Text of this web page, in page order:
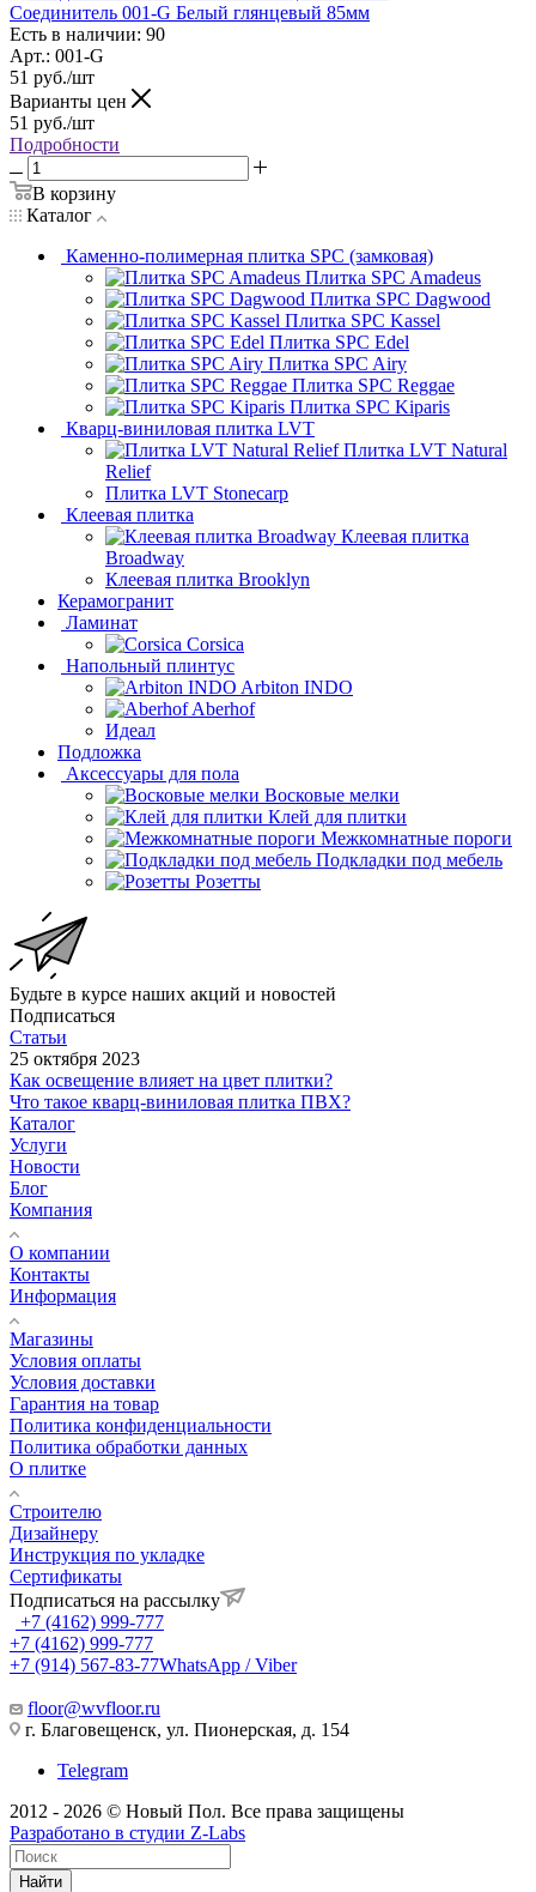
Соединитель 001-G Белый глянцевый 85мм
Есть в наличии: 90
Арт.: 001-G
51 руб./шт
Варианты цен
51 руб./шт
Подробности
В корзину
Каталог
Каменно-полимерная плитка SPC (замковая)
Плитка SPC Amadeus
Плитка SPC Dagwood
Плитка SPC Kassel
Плитка SPC Edel
Плитка SPC Airy
Плитка SPC Reggae
Плитка SPC Kiparis
Кварц-виниловая плитка LVT
Плитка LVT Natural
Relief
Плитка LVT Stonecarp
Клеевая плитка
Клеевая плитка
Broadway
Клеевая плитка Brooklyn
Керамогранит
Ламинат
Corsica
Напольный плинтус
Arbiton INDO
Aberhof
Идеал
Подложка
Аксессуары для пола
Восковые мелки
Клей для плитки
Межкомнатные пороги
Подкладки под мебель
Розетты
Будьте в курсе наших акций и новостей
Подписаться
Статьи
25 октября 2023
Как освещение влияет на цвет плитки?
Что такое кварц-виниловая плитка ПВХ?
Каталог
Услуги
Новости
Блог
Компания
О компании
Контакты
Информация
Магазины
Условия оплаты
Условия доставки
Гарантия на товар
Политика конфиденциальности
Политика обработки данных
О плитке
Строителю
Дизайнеру
Инструкция по укладке
Сертификаты
Подписаться на рассылку
+7 (4162) 999-777
+7 (4162) 999-777
+7 (914) 567-83-77WhatsApp / Viber
floor@wvfloor.ru
г. Благовещенск, ул. Пионерская, д. 154
Telegram
2012 - 2026 © Новый Пол. Все права защищены
Разработано в студии Z-Labs
Найти